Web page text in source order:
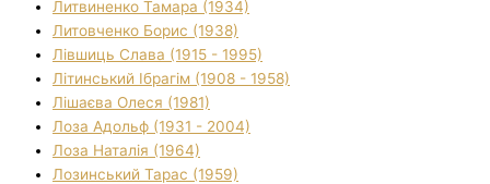
Литвиненко Тамара (1934)
Литовченко Борис (1938)
Лівшиць Слава (1915 - 1995)
Літинський Ібрагім (1908 - 1958)
Лішаєва Олеся (1981)
Лоза Адольф (1931 - 2004)
Лоза Наталія (1964)
Лозинський Тарас (1959)